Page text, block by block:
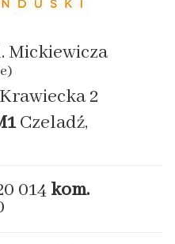
Mickiewicza
2
Czeladź,
014 kom.